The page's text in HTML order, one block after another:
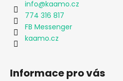
info@kaamo.cz
774 316 817
FB Messenger
kaamo.cz
Informace pro vás